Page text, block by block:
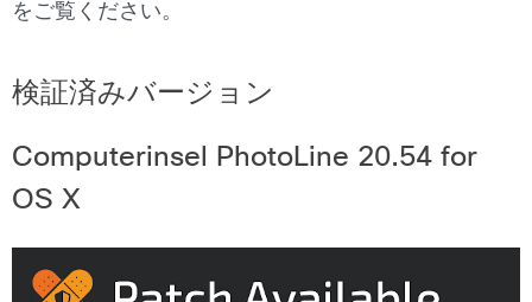
をご覧ください。
検証済みバージョン
Computerinsel PhotoLine 20.54 for
OS X